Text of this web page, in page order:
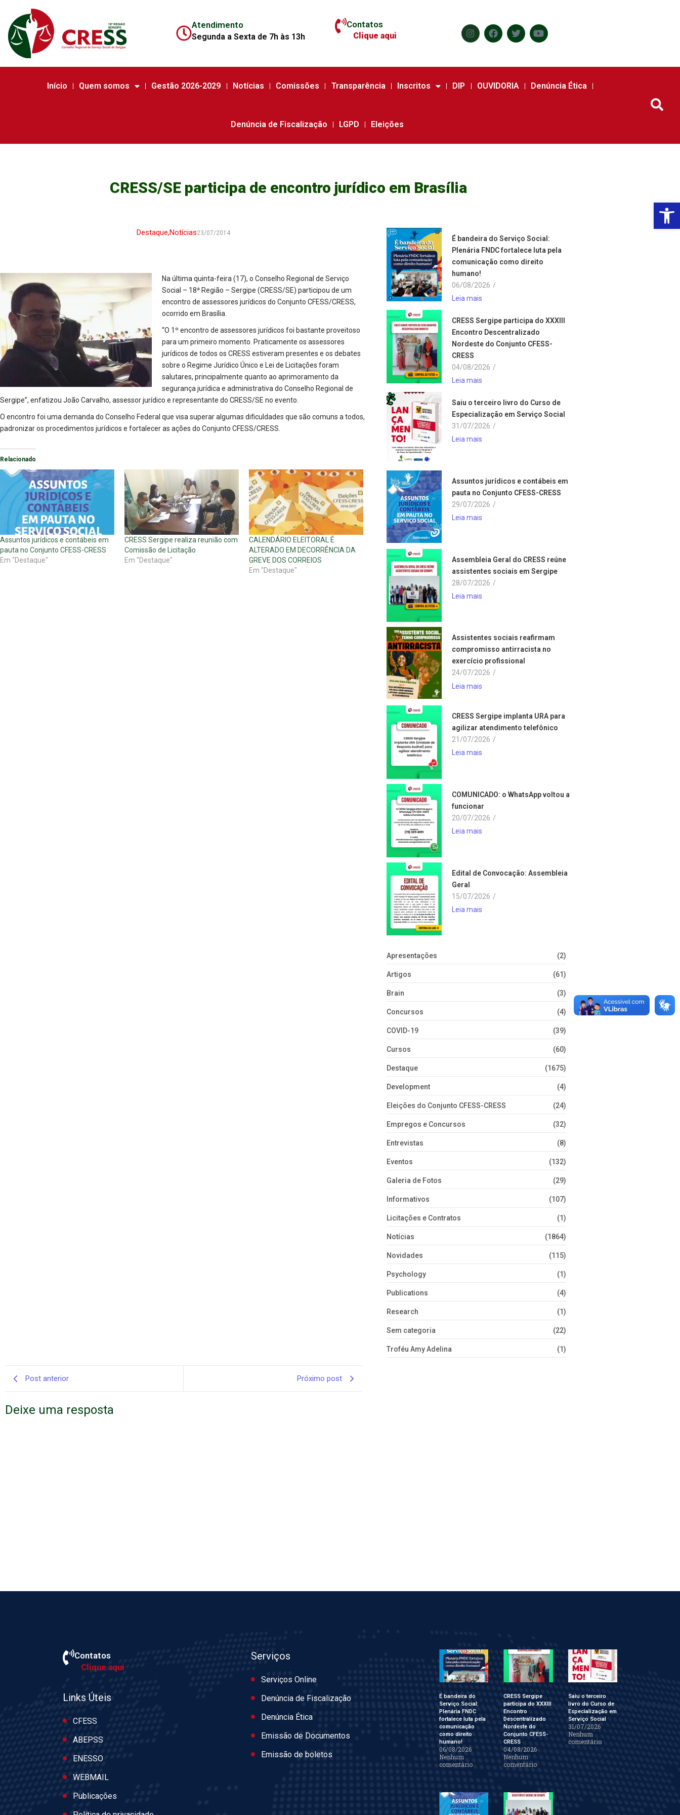
Atendimento
Segunda a Sexta de 7h às 13h
Contatos
Clique aqui
Início Quem somos Gestão 2026-2029 Notícias Comissões Transparência Inscritos DIP OUVIDORIA Denúncia Ética
Denúncia de Fiscalização LGPD Eleições
CRESS/SE participa de encontro jurídico em Brasília
Destaque,Notícias23/07/2014
Na última quinta-feira (17), o Conselho Regional de Serviço
Social – 18ª Região – Sergipe (CRESS/SE) participou de um
encontro de assessores jurídicos do Conjunto CFESS/CRESS,
ocorrido em Brasília.
“O 1º encontro de assessores jurídicos foi bastante proveitoso
para um primeiro momento. Praticamente os assessores
jurídicos de todos os CRESS estiveram presentes e os debates
sobre o Regime Jurídico Único e Lei de Licitações foram
salutares, principalmente quanto ao aprimoramento da
segurança jurídica e administrativa do Conselho Regional de
Sergipe”, enfatizou João Carvalho, assessor jurídico e representante do CRESS/SE no evento.
O encontro foi uma demanda do Conselho Federal que visa superar algumas dificuldades que são comuns a todos,
padronizar os procedimentos jurídicos e fortalecer as ações do Conjunto CFESS/CRESS.
Relacionado
Assuntos jurídicos e contábeis em
pauta no Conjunto CFESS-CRESS
Em "Destaque"
CRESS Sergipe realiza reunião com
Comissão de Licitação
Em "Destaque"
CALENDÁRIO ELEITORAL É
ALTERADO EM DECORRÊNCIA DA
GREVE DOS CORREIOS
Em "Destaque"
É bandeira do Serviço Social:
Plenária FNDC fortalece luta pela
comunicação como direito
humano!
06/08/2026 /
Leia mais
CRESS Sergipe participa do XXXIII
Encontro Descentralizado
Nordeste do Conjunto CFESS-
CRESS
04/08/2026 /
Leia mais
Saiu o terceiro livro do Curso de
Especialização em Serviço Social
31/07/2026 /
Leia mais
Assuntos jurídicos e contábeis em
pauta no Conjunto CFESS-CRESS
29/07/2026 /
Leia mais
Assembleia Geral do CRESS reúne
assistentes sociais em Sergipe
28/07/2026 /
Leia mais
Assistentes sociais reafirmam
compromisso antirracista no
exercício profissional
24/07/2026 /
Leia mais
CRESS Sergipe implanta URA para
agilizar atendimento telefônico
21/07/2026 /
Leia mais
COMUNICADO: o WhatsApp voltou a
funcionar
20/07/2026 /
Leia mais
Edital de Convocação: Assembleia
Geral
15/07/2026 /
Leia mais
Apresentações (2)
Artigos (61)
Brain (3)
Concursos (4)
COVID-19 (39)
Cursos (60)
Destaque (1675)
Development (4)
Eleições do Conjunto CFESS-CRESS (24)
Empregos e Concursos (32)
Entrevistas (8)
Eventos (132)
Galeria de Fotos (29)
Informativos (107)
Licitações e Contratos (1)
Notícias (1864)
Novidades (115)
Psychology (1)
Publications (4)
Research (1)
Sem categoria (22)
Troféu Amy Adelina (1)
Post anterior Próximo post
Deixe uma resposta
Contatos
Clique aqui
Links Úteis
CFESS
ABEPSS
ENESSO
WEBMAIL
Publicações
Serviços
Serviços Online
Denúncia de Fiscalização
Denúncia Ética
Emissão de Documentos
Emissão de boletos
É bandeira do
Serviço Social:
Plenária FNDC
fortalece luta pela
comunicação
como direito
humano!
06/08/2026
Nenhum
comentário
CRESS Sergipe
participa do XXXIII
Encontro
Descentralizado
Nordeste do
Conjunto CFESS-
CRESS
04/08/2026
Nenhum
comentário
Saiu o terceiro
livro do Curso de
Especialização em
Serviço Social
31/07/2026
Nenhum
comentário